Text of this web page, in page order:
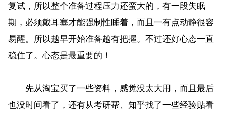
复试，所以整个准备过程压力还蛮大的，有一段失眠
期，必须戴耳塞才能强制性睡着，而且一有点动静很容
易醒。所以越早开始准备越有把握。不过还好心态一直
稳住了。心态是最重要的！
先从淘宝买了一些资料，感觉没太大用，而且最后
也没时间看了，还有从考研帮、知乎找了一些经验贴看